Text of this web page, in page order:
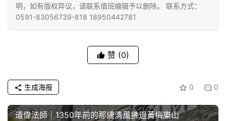
明，如有版权异议，请联系值班编辑予以删除。 联系方式：
0591-83056739-818 18950442781
赞 (0)
0 0
生成海报
道偉法師｜1350年前的那縷清風拂過黃梅東山